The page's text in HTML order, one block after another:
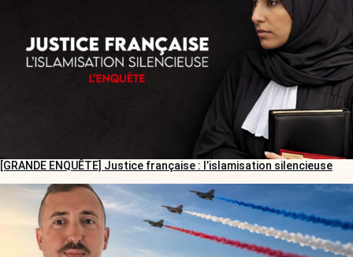
[GRANDE ENQUÊTE] Justice française : l’islamisation silencieuse